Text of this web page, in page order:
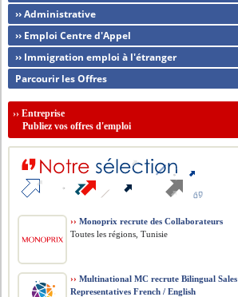
›› Administrative
›› Emploi Centre d'Appel
›› Immigration emploi à l'étranger
Parcourir les Offres
››Entreprise
Publiez vos offres d'emploi
›› Monoprix recrute des Collaborateurs
Toutes les régions, Tunisie
›› Multinational MC recrute Bilingual Sales
Representatives French / English